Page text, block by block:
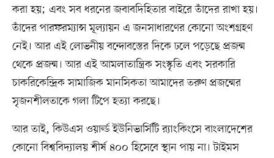
করা হয়; এবং সব ধরনের জবাবদিহিতার বাইরে তাঁদের রাখা হয়।
তাঁদের পারফরম্যান্স মূল্যায়ন এ জনসাধারণের কোনো অংশগ্রহণ
নেই। আর এই লোভনীয় বন্দোবস্তের দিকে ঢলে পড়েছে প্রজন্ম
থেকে প্রজন্ম। আর এই আমলাতান্ত্রিক সংস্কৃতি এবং সরকারি
চাকরিকেন্দ্রিক সামাজিক মানসিকতা আমাদের তরুণ প্রজন্মের
সৃজনশীলতাকে গলা টিপে হত্যা করছে।
আর তাই, কিউএস ওয়ার্ল্ড ইউনিভার্সিটি র‍্যাংকিংসে বাংলাদেশের
কোনো বিশ্ববিদ্যালয় শীর্ষ ৪০০ হিসেবে স্থান পায় না। টাইমস